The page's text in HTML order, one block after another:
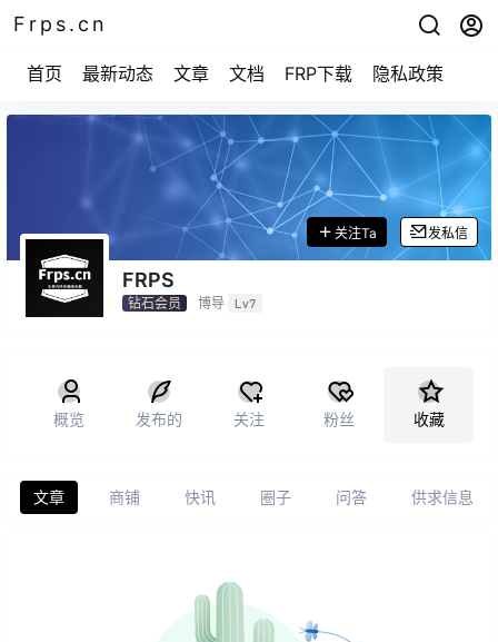
Frps.cn
首页 最新动态 文章 文档 FRP下载 隐私政策
FRPS
钻石会员 博导 Lv7
关注Ta 发私信
概览 发布的 关注 粉丝 收藏
文章 商铺 快讯 圈子 问答 供求信息